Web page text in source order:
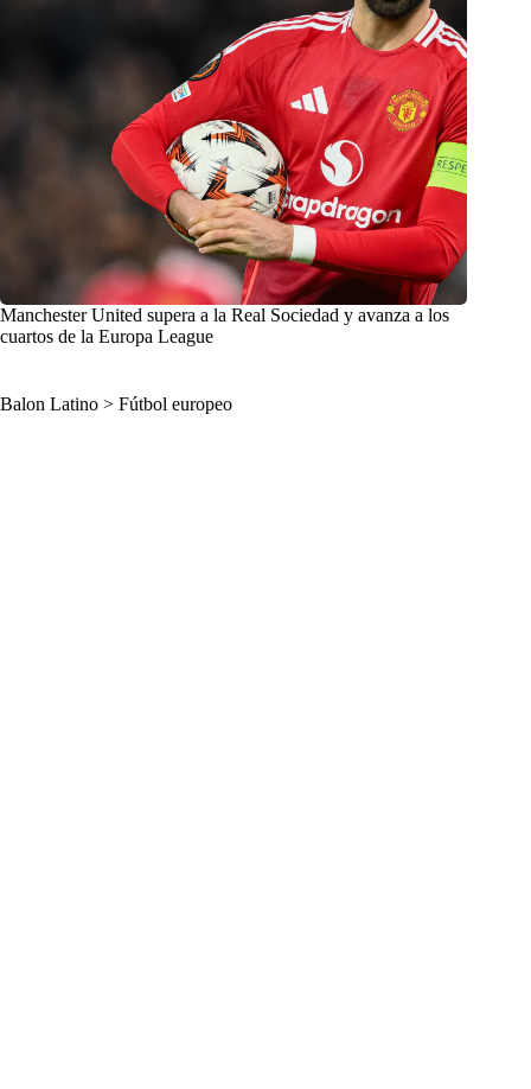
Manchester United supera a la Real Sociedad y avanza a los
cuartos de la Europa League
Balon Latino > Fútbol europeo